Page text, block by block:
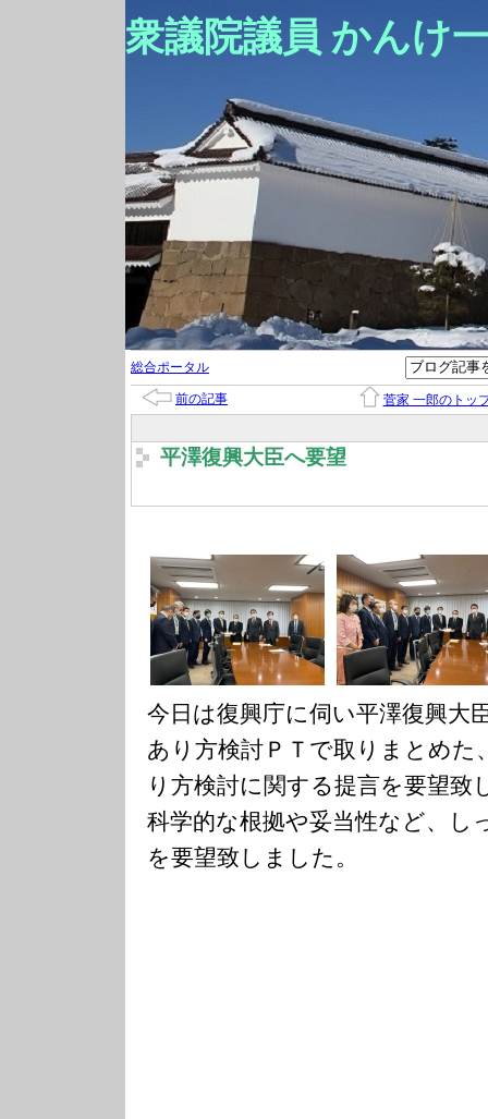
衆議院議員 かんけ
総合ポータル
前の記事 菅家 一郎のトッ
平澤復興大臣へ要望
今日は復興庁に伺い平澤復興大
あり方検討ＰＴで取りまとめた
り方検討に関する提言を要望致
科学的な根拠や妥当性など、し
を要望致しました。